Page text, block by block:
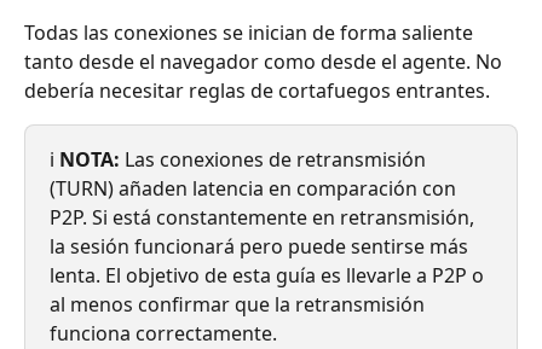
Todas las conexiones se inician de forma saliente
tanto desde el navegador como desde el agente. No
debería necesitar reglas de cortafuegos entrantes.
ℹ️ NOTA: Las conexiones de retransmisión
(TURN) añaden latencia en comparación con
P2P. Si está constantemente en retransmisión,
la sesión funcionará pero puede sentirse más
lenta. El objetivo de esta guía es llevarle a P2P o
al menos confirmar que la retransmisión
funciona correctamente.